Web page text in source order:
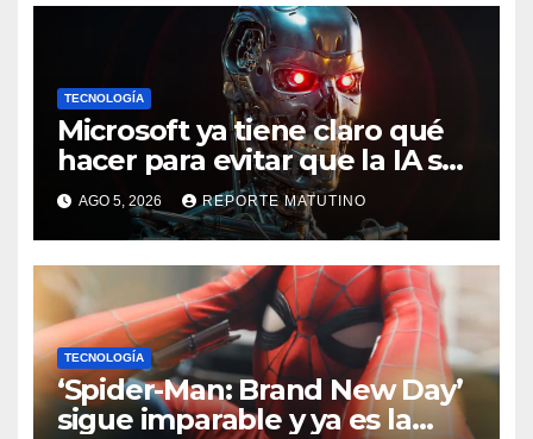
TECNOLOGÍA
Microsoft ya tiene claro qué
hacer para evitar que la IA se
salga de control
AGO 5, 2026 REPORTE MATUTINO
TECNOLOGÍA
‘Spider-Man: Brand New Day’
sigue imparable y ya es la